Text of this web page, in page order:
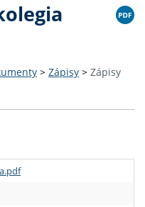
> Zápisy > Zápisy